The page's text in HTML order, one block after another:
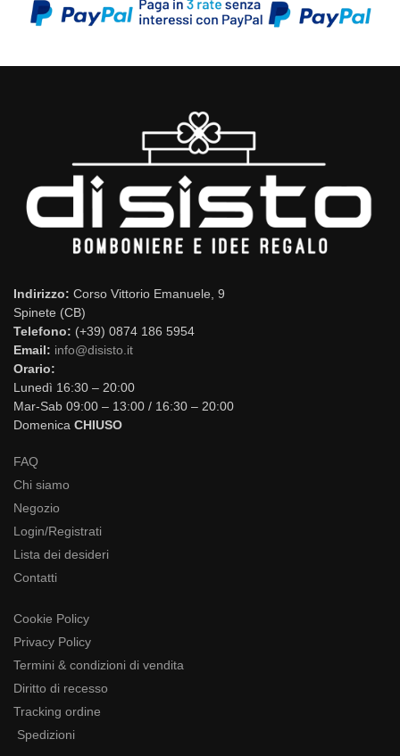
Indirizzo: Corso Vittorio Emanuele, 9
Spinete (CB)
Telefono: (+39) 0874 186 5954
Email: info@disisto.it
Orario:
Lunedì 16:30 – 20:00
Mar-Sab 09:00 – 13:00 / 16:30 – 20:00
Domenica CHIUSO
FAQ
Chi siamo
Negozio
Login/Registrati
Lista dei desideri
Contatti
Cookie Policy
Privacy Policy
Termini & condizioni di vendita
Diritto di recesso
Tracking ordine
Spedizioni